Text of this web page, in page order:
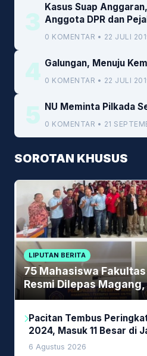
3
Kasus Suap
Anggota DPR dan
Kemenkeu
0 KOMENTAR • 22 JULI
4 Galungan, Menuju
0 KOMENTAR • 22 JULI
5 NU Meminta Pilkada
0 KOMENTAR • 21
SOROTAN KHUSUS
LIPUTAN BERITA
75 Mahasiswa Fakultas
Resmi Dilepas
Pesan Penting
Pacitan Tembus
2024, Masuk 11 Besar di
6 Agustus 2026